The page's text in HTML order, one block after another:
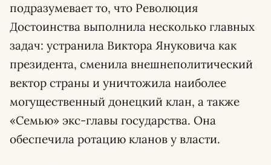
подразумевает то, что Революция
Достоинства выполнила несколько главных
задач: устранила Виктора Януковича как
президента, сменила внешнеполитический
вектор страны и уничтожила наиболее
могущественный донецкий клан, а также
«Семью» экс-главы государства. Она
обеспечила ротацию кланов у власти.